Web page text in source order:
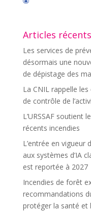
Articles récents
Les services de
désormais une
de dépistage des
La CNIL rappelle
de contrôle de
L’URSSAF soutient
récents incendies
L’entrée en vigueur
aux systèmes d’IA
est reportée à 2027
Incendies de forêt
recommandations
protéger la santé et